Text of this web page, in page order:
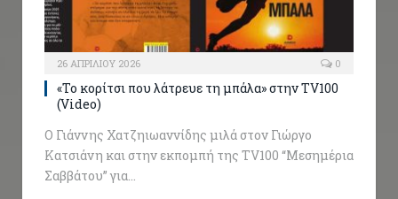
26 ΑΠΡΙΛΊΟΥ 2026 0
«Το κορίτσι που λάτρευε τη μπάλα» στην TV100
(Video)
Ο Γιάννης Χατζηιωαννίδης μιλά στον Γιώργο
Κατσιάνη και στην εκπομπή της TV100 “Μεσημέρια
Σαββάτου” για…